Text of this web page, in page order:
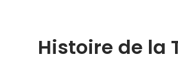
Histoire de la